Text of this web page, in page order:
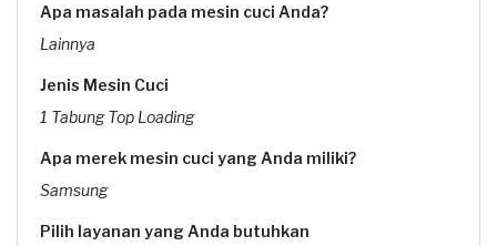
Apa masalah pada mesin cuci Anda?
Lainnya
Jenis Mesin Cuci
1 Tabung Top Loading
Apa merek mesin cuci yang Anda miliki?
Samsung
Pilih layanan yang Anda butuhkan